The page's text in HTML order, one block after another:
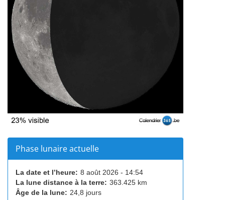
Phase lunaire actuelle
La date et l’heure: 8 août 2026 - 14:54
La lune distance à la terre: 363.425 km
Âge de la lune: 24,8 jours